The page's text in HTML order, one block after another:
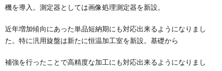
機を導入。測定器としては画像処理測定器を新設。
近年増加傾向にあった単品短納期にも対応出来るようになりまし
た。特に汎用旋盤は新たに恒温加工室を新設。基礎から
補強を行ったことで高精度な加工にも対応出来るようになりまし